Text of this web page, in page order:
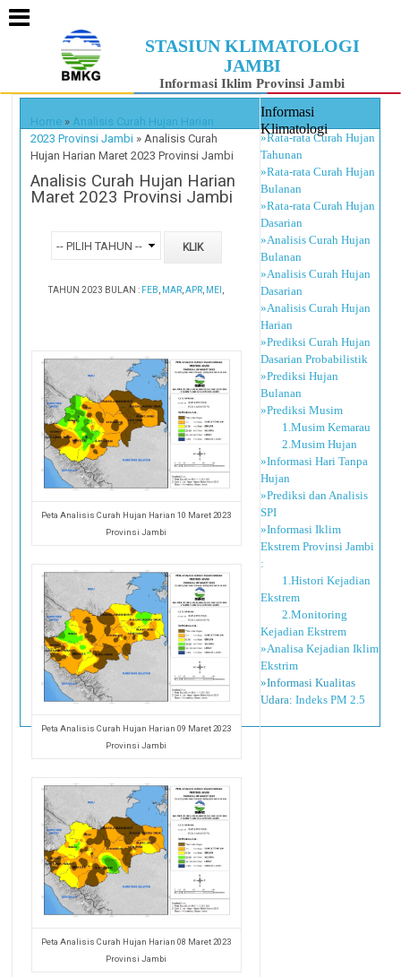
STASIUN KLIMATOLOGI
JAMBI
Informasi Iklim Provinsi Jambi
Home » Analisis Curah Hujan Harian
2023 Provinsi Jambi » Analisis Curah
Hujan Harian Maret 2023 Provinsi Jambi
Analisis Curah Hujan Harian
Maret 2023 Provinsi Jambi
TAHUN 2023 BULAN : FEB MAR ,APR MEI
Peta Analisis Curah Hujan Harian 10 Maret 2023
Provinsi Jambi
Peta Analisis Curah Hujan Harian 09 Maret 2023
Provinsi Jambi
Peta Analisis Curah Hujan Harian 08 Maret 2023
Provinsi Jambi
Informasi
Klimatologi
»Rata-rata Curah Hujan
Tahunan
»Rata-rata Curah Hujan
Bulanan
»Rata-rata Curah Hujan
Dasarian
»Analisis Curah Hujan
Bulanan
»Analisis Curah Hujan
Dasarian
»Analisis Curah Hujan
Harian
»Prediksi Curah Hujan
Dasarian Probabilistik
»Prediksi Hujan
Bulanan
»Prediksi Musim
1.Musim Kemarau
2.Musim Hujan
»Informasi Hari Tanpa
Hujan
»Prediksi dan Analisis
SPI
»Informasi Iklim
Ekstrem Provinsi Jambi
:
1.Histori Kejadian
Ekstrem
2.Monitoring
Kejadian Ekstrem
»Analisa Kejadian Iklim
Ekstrim
»Informasi Kualitas
Udara: Indeks PM 2.5